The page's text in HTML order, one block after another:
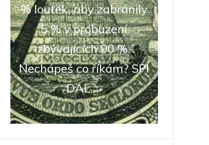
% loutek, aby zabránily
5 % v probuzení
zbývajících 90 %.
Nechápeš co říkám? SPI
DÁL...